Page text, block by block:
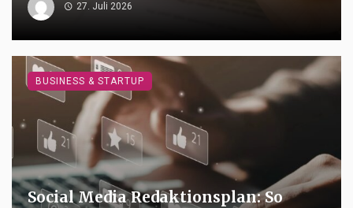
27. Juli 2026
Social Media Redaktionsplan: So
BUSINESS & STARTUP